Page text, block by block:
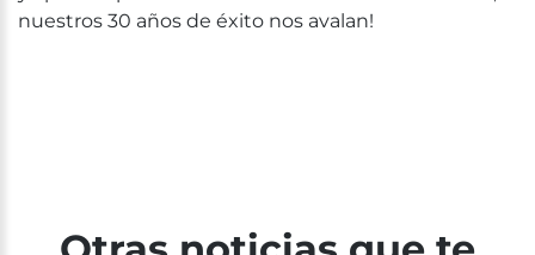
nuestros 30 años de éxito nos avalan!